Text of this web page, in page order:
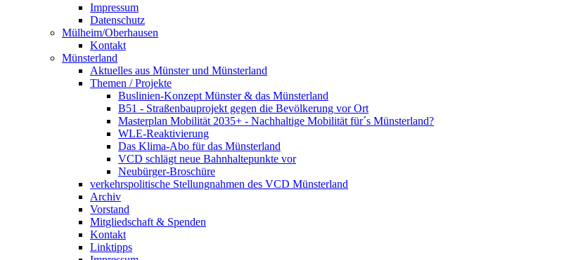
Impressum
Datenschutz
Mülheim/Oberhausen
Kontakt
Münsterland
Aktuelles aus Münster und Münsterland
Themen / Projekte
Buslinien-Konzept Münster & das Münsterland
B51 - Straßenbauprojekt gegen die Bevölkerung vor Ort
Masterplan Mobilität 2035+ - Nachhaltige Mobilität für´s Münsterland?
WLE-Reaktivierung
Das Klima-Abo für das Münsterland
VCD schlägt neue Bahnhaltepunkte vor
Neubürger-Broschüre
verkehrspolitische Stellungnahmen des VCD Münsterland
Archiv
Vorstand
Mitgliedschaft & Spenden
Kontakt
Linktipps